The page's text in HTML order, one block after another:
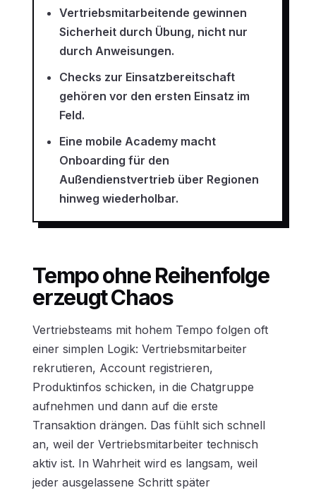
Vertriebsmitarbeitende gewinnen
Sicherheit durch Übung, nicht nur
durch Anweisungen.
Checks zur Einsatzbereitschaft
gehören vor den ersten Einsatz im
Feld.
Eine mobile Academy macht
Onboarding für den
Außendienstvertrieb über Regionen
hinweg wiederholbar.
Tempo ohne Reihenfolge
erzeugt Chaos
Vertriebsteams mit hohem Tempo folgen oft
einer simplen Logik: Vertriebsmitarbeiter
rekrutieren, Account registrieren,
Produktinfos schicken, in die Chatgruppe
aufnehmen und dann auf die erste
Transaktion drängen. Das fühlt sich schnell
an, weil der Vertriebsmitarbeiter technisch
aktiv ist. In Wahrheit wird es langsam, weil
jeder ausgelassene Schritt später